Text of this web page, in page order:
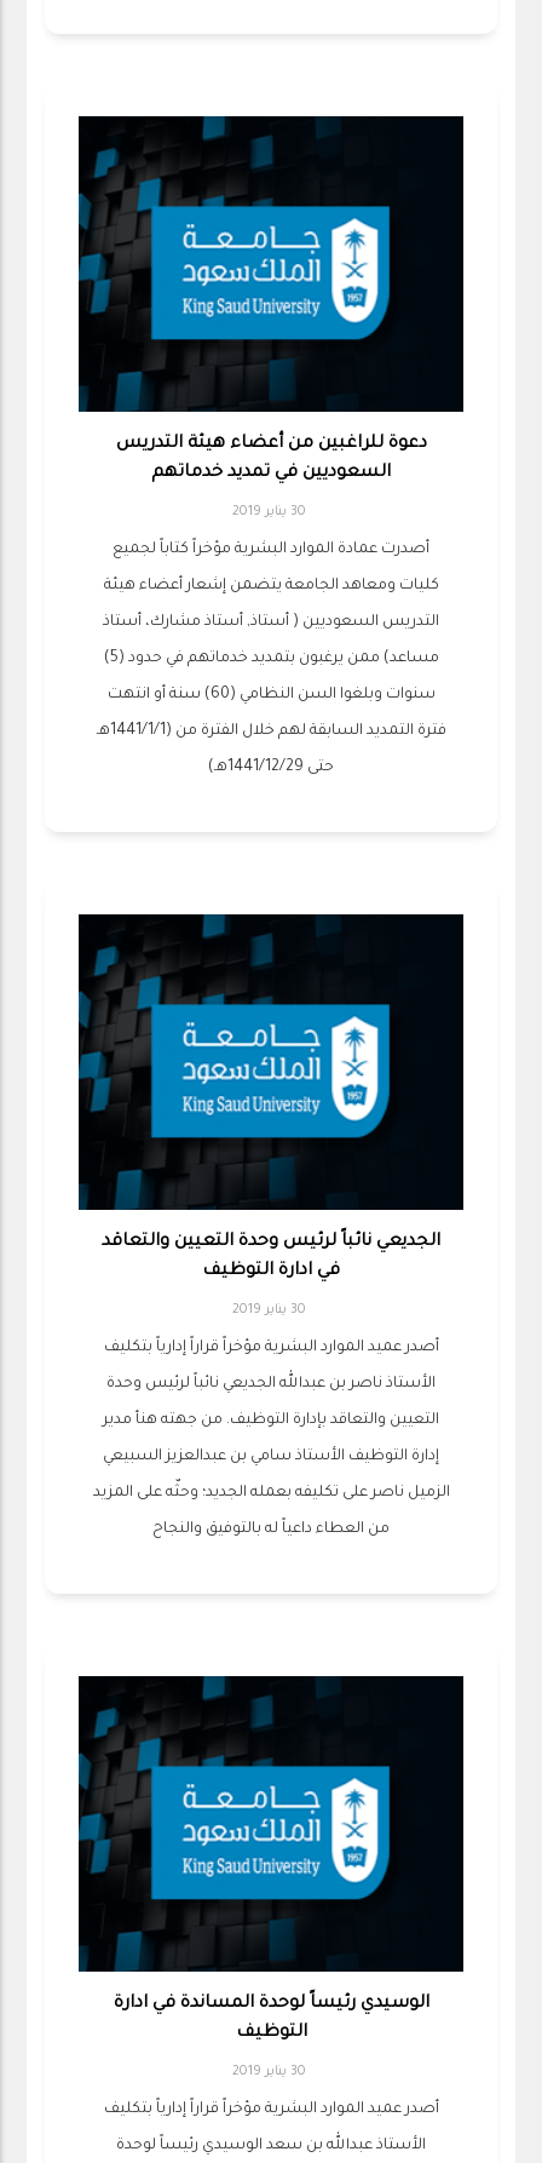
دعوة للراغبين من أعضاء هيئة التدريس
السعوديين في تمديد خدماتهم
30 يناير 2019
أصدرت عمادة الموارد البشرية مؤخراً كتاباً لجميع
كليات ومعاهد الجامعة يتضمن إشعار أعضاء هيئة
التدريس السعوديين ( أستاذ, أستاذ مشارك، أستاذ
مساعد) ممن يرغبون بتمديد خدماتهم في حدود (5)
سنوات وبلغوا السن النظامي (60) سنة أو انتهت
فترة التمديد السابقة لهم خلال الفترة من (1441/1/1هـ
حتى 1441/12/29هـ)
الجديعي نائباً لرئيس وحدة التعيين والتعاقد
في ادارة التوظيف
30 يناير 2019
أصدر عميد الموارد البشرية مؤخراً قراراً إدارياً بتكليف
الأستاذ ناصر بن عبدالله الجديعي نائباً لرئيس وحدة
التعيين والتعاقد بإدارة التوظيف. من جهته هنأ مدير
إدارة التوظيف الأستاذ سامي بن عبدالعزيز السبيعي
الزميل ناصر على تكليفه بعمله الجديد؛ وحثّه على المزيد
من العطاء داعياً له بالتوفيق والنجاح
الوسيدي رئيساً لوحدة المساندة في ادارة
التوظيف
30 يناير 2019
أصدر عميد الموارد البشرية مؤخراً قراراً إدارياً بتكليف
الأستاذ عبدالله بن سعد الوسيدي رئيساً لوحدة